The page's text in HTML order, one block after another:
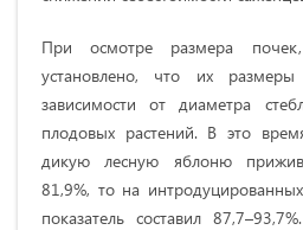
При осмотре размера
установлено, что их
зависимости от диаметра
плодовых растений. В это
дикую лесную яблоню
81,9%, то на
показатель составил